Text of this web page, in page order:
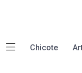
Chicote